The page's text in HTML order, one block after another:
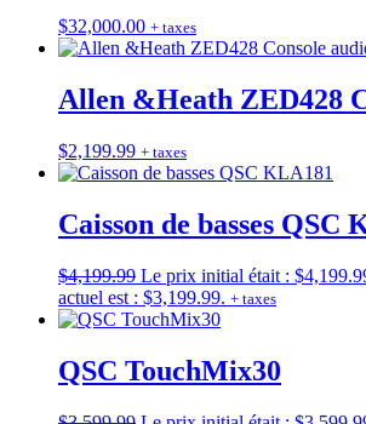
$32,000.00 + taxes
Allen &Heath ZED428
$2,199.99 + taxes
Caisson de basses QSC
$4,199.99 Le prix initial était :
actuel est : $3,199.99. + taxes
QSC TouchMix30